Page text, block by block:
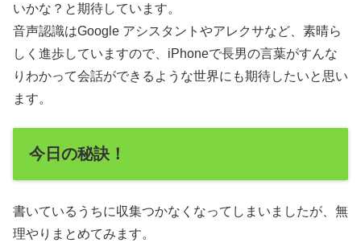
いかな？と期待しています。
音声認識はGoogle アシスタントやアレクサなど、素晴ら
しく進歩していますので、iPhoneで長男の言葉がすんな
りわかって会話ができるような世界にも期待したいと思い
ます。
今日の秘訣！
書いているうちに収集つかなくなってしまいましたが、無
理やりまとめてみます。